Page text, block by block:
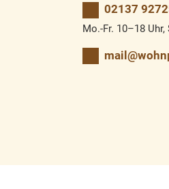
02137
Mo.-Fr. 10–18